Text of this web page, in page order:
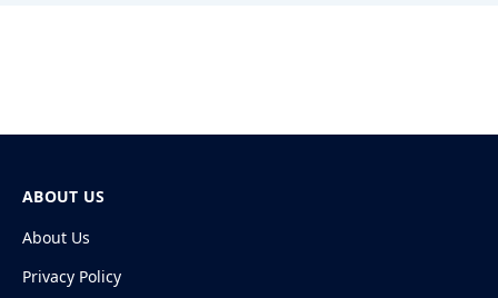
ABOUT US
About Us
Privacy Policy